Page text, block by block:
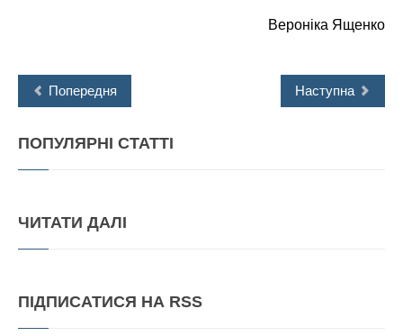
Вероніка Ященко
Попередня Наступна
ПОПУЛЯРНІ СТАТТІ
ЧИТАТИ ДАЛІ
ПІДПИСАТИСЯ НА RSS